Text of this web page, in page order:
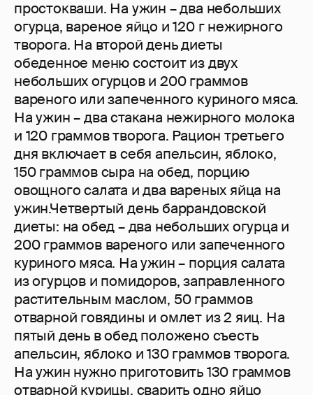
простокваши. На ужин – два небольших
огурца, вареное яйцо и 120 г нежирного
творога. На второй день диеты
обеденное меню состоит из двух
небольших огурцов и 200 граммов
вареного или запеченного куриного мяса.
На ужин – два стакана нежирного молока
и 120 граммов творога. Рацион третьего
дня включает в себя апельсин, яблоко,
150 граммов сыра на обед, порцию
овощного салата и два вареных яйца на
ужин.Четвертый день баррандовской
диеты: на обед – два небольших огурца и
200 граммов вареного или запеченного
куриного мяса. На ужин – порция салата
из огурцов и помидоров, заправленного
растительным маслом, 50 граммов
отварной говядины и омлет из 2 яиц. На
пятый день в обед положено съесть
апельсин, яблоко и 130 граммов творога.
На ужин нужно приготовить 130 граммов
отварной курицы, сварить одно яйцо